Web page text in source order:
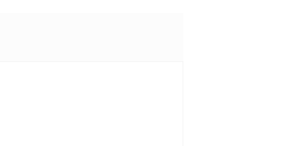
5 hvězdiček.